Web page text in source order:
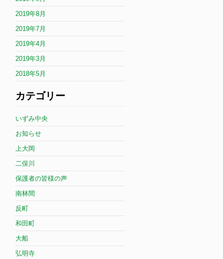
2019年8月
2019年7月
2019年4月
2019年3月
2018年5月
カテゴリー
いずみ中央
お知らせ
上大岡
二俣川
保護者の皆様の声
南林間
反町
和田町
大船
弘明寺